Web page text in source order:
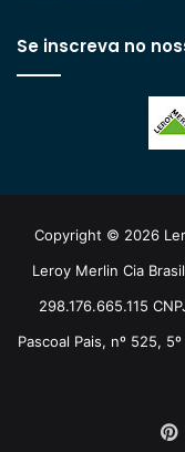
Se inscreva no
Copyright © 2026
Leroy Merlin Cia
298.176.665.115
Pascoal Pais, nº 525,